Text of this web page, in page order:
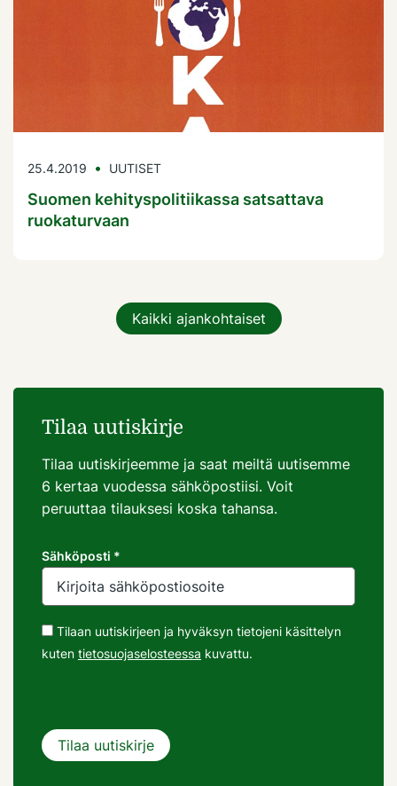
25.4.2019 UUTISET
Suomen kehityspolitiikassa satsattava
ruokaturvaan
Kaikki ajankohtaiset
Tilaa uutiskirje
Tilaa uutiskirjeemme ja saat meiltä uutisemme
6 kertaa vuodessa sähköpostiisi. Voit
peruuttaa tilauksesi koska tahansa.
Sähköposti *
Tilaan uutiskirjeen ja hyväksyn tietojeni käsittelyn
kuten tietosuojaselosteessa kuvattu.